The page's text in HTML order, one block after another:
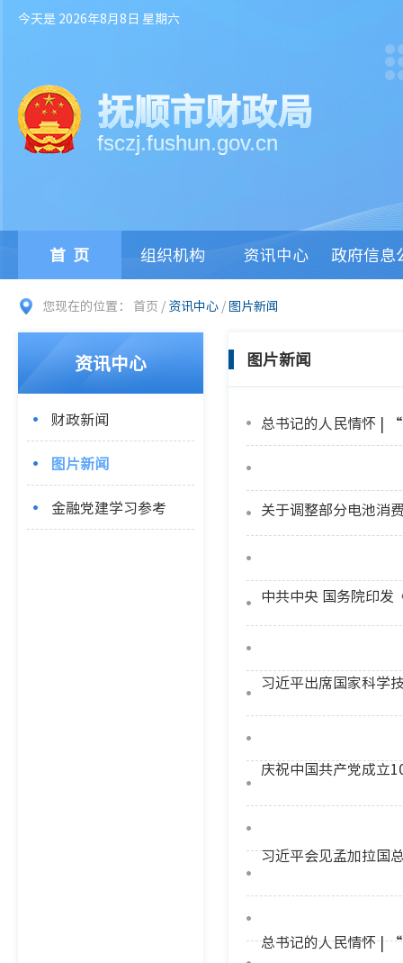
今天是 2026年8月8日 星期六
抚顺市财政局
fsczj.fushun.gov.cn
首页 组织机构 资讯中心 政府信息
您现在的位置： 首页 / 资讯中心 / 图片新闻
资讯中心
财政新闻
图片新闻
金融党建学习参考
图片新闻
总书记的人民情怀 |
关于调整部分电池消
中共中央 国务院印发
习近平出席国家科学
庆祝中国共产党成立
习近平会见孟加拉国
总书记的人民情怀 |